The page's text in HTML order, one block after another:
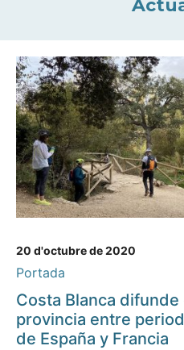
20 d'octubre de 2020
Portada
Costa Blanca
provincia entre
de España y Francia